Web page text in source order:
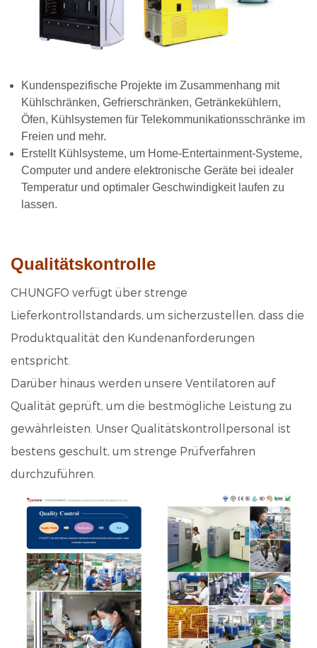
Kundenspezifische Projekte im Zusammenhang mit
Kühlschränken, Gefrierschränken, Getränkekühlern,
Öfen, Kühlsystemen für Telekommunikationsschränke im
Freien und mehr.
Erstellt Kühlsysteme, um Home-Entertainment-Systeme,
Computer und andere elektronische Geräte bei idealer
Temperatur und optimaler Geschwindigkeit laufen zu
lassen.
Qualitätskontrolle
CHUNGFO verfügt über strenge
Lieferkontrollstandards, um sicherzustellen, dass die
Produktqualität den Kundenanforderungen
entspricht.
Darüber hinaus werden unsere Ventilatoren auf
Qualität geprüft, um die bestmögliche Leistung zu
gewährleisten. Unser Qualitätskontrollpersonal ist
bestens geschult, um strenge Prüfverfahren
durchzuführen.